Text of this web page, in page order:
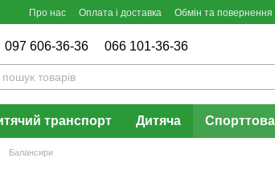
Про нас Оплата і доставка Обмін та повернення
097 606-36-36 066 101-36-36
транспорт Дитяча
Балансири